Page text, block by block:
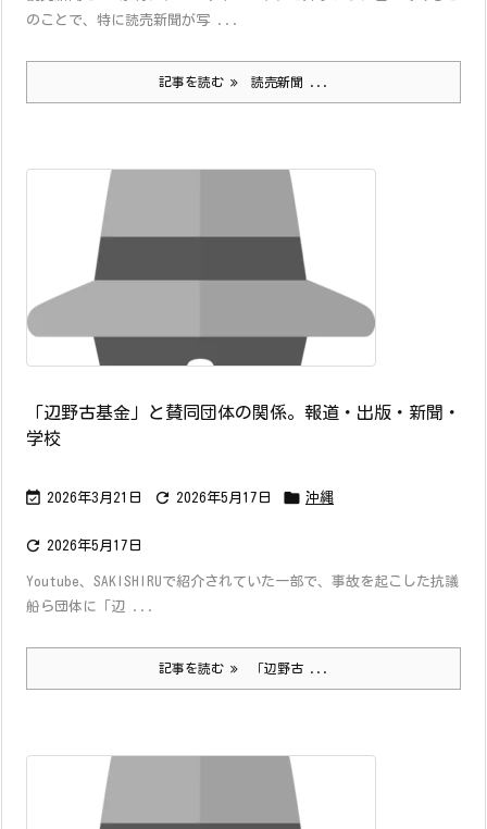
のことで、特に読売新聞が写 ...
記事を読む 読売新聞 ...
「辺野古基金」と賛同団体の関係。報道・出版・新聞・
学校
 2026年3月21日  2026年5月17日  沖縄
 2026年5月17日
Youtube、SAKISHIRUで紹介されていた一部で、事故を起こした抗議
船ら団体に「辺 ...
記事を読む 「辺野古 ...